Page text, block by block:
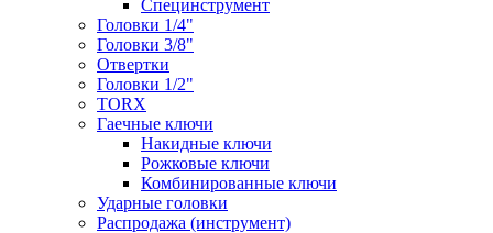
Специнструмент
Головки 1/4"
Головки 3/8"
Отвертки
Головки 1/2"
TORX
Гаечные ключи
Накидные ключи
Рожковые ключи
Комбинированные ключи
Ударные головки
Распродажа (инструмент)